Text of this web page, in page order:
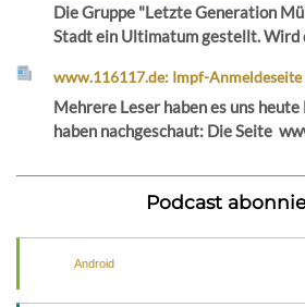
Die Gruppe "Letzte Generation
Stadt ein Ultimatum gestellt. Wird
www.116117.de: Impf-
Mehrere Leser haben es uns
haben nachgeschaut: Die Seite
Podcast
Android